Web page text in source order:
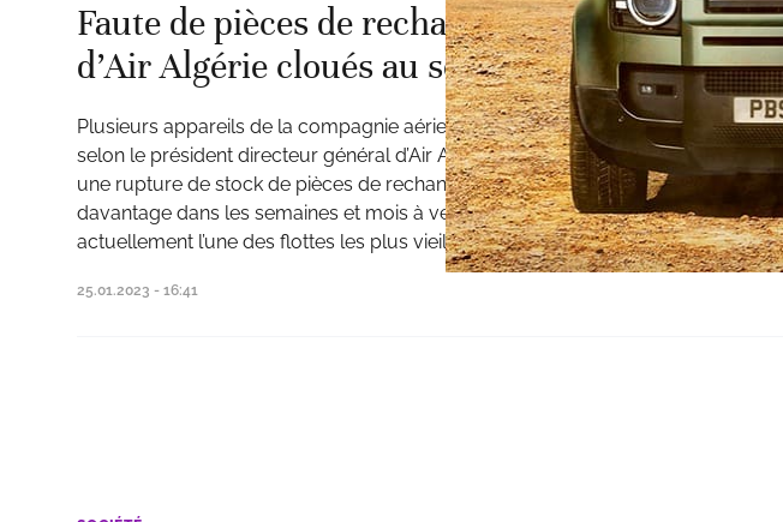
Faute de pièces de rechange, plusieurs avions
d’Air Algérie cloués au sol
Plusieurs appareils de la compagnie aérienne algérienne sont hors service,
selon le président directeur général d’Air Algérie, Yacine Benslimane. En cause,
une rupture de stock de pièces de rechange. La situation risque de se corser
davantage dans les semaines et mois à venir. Au-delà, le pays dispose
actuellement l’une des flottes les plus vieillissantes du continent.
25.01.2023 - 16:41